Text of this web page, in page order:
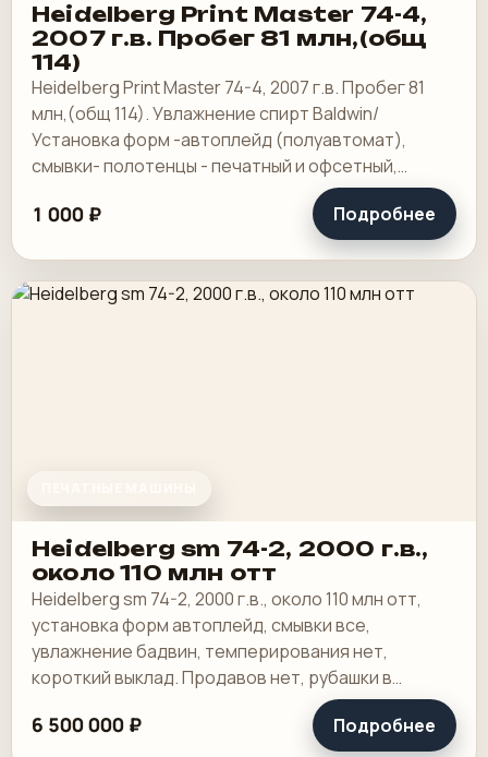
Heidelberg Print Master 74-4,
2007 г.в. Пробег 81 млн,(общ
114)
Heidelberg Print Master 74-4, 2007 г.в. Пробег 81
млн,(общ 114). Увлажнение спирт Baldwin/
Установка форм -автоплейд (полуавтомат),
смывки- полотенцы - печатный и офсетный,
выносной пульт ClassicCenter -PM74 - краски и.
1 000 ₽ Подробнее
Heidelberg sm 74-2, 2000 г.в.,
около 110 млн отт
Heidelberg sm 74-2, 2000 г.в., около 110 млн отт,
установка форм автоплейд, смывки все,
увлажнение бадвин, темперирования нет,
короткий выклад. Продавов нет, рубашки в
хорошем состоянии, таскалки и цепи в хорошем.
6 500 000 ₽ Подробнее